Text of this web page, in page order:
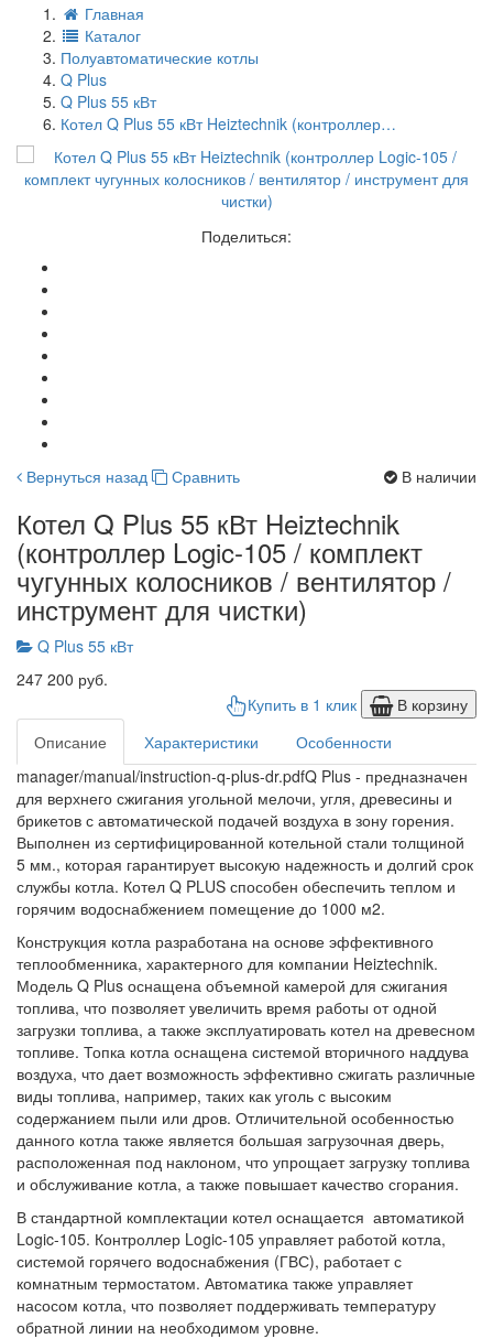
Главная
Каталог
Полуавтоматические котлы
Q Plus
Q Plus 55 кВт
Котел Q Plus 55 кВт Heiztechnik (контроллер…
Поделиться:
Вернуться назад Сравнить В наличии
Котел Q Plus 55 кВт Heiztechnik
(контроллер Logic-105 / комплект
чугунных колосников / вентилятор /
инструмент для чистки)
Q Plus 55 кВт
247 200 руб.
Купить в 1 клик
В корзину
Описание
Характеристики
Особенности
manager/manual/instruction-q-plus-dr.pdfQ Plus - предназначен
для верхнего сжигания угольной мелочи, угля, древесины и
брикетов с автоматической подачей воздуха в зону горения.
Выполнен из сертифицированной котельной стали толщиной
5 мм., которая гарантирует высокую надежность и долгий срок
службы котла. Котел Q PLUS способен обеспечить теплом и
горячим водоснабжением помещение до 1000 м2.
Конструкция котла разработана на основе эффективного
теплообменника, характерного для компании Heiztechnik.
Модель Q Plus оснащена объемной камерой для сжигания
топлива, что позволяет увеличить время работы от одной
загрузки топлива, а также эксплуатировать котел на древесном
топливе. Топка котла оснащена системой вторичного наддува
воздуха, что дает возможность эффективно сжигать различные
виды топлива, например, таких как уголь с высоким
содержанием пыли или дров. Отличительной особенностью
данного котла также является большая загрузочная дверь,
расположенная под наклоном, что упрощает загрузку топлива
и обслуживание котла, а также повышает качество сгорания.
В стандартной комплектации котел оснащается автоматикой
Logic-105. Контроллер Logic-105 управляет работой котла,
системой горячего водоснабжения (ГВС), работает с
комнатным термостатом. Автоматика также управляет
насосом котла, что позволяет поддерживать температуру
обратной линии на необходимом уровне.